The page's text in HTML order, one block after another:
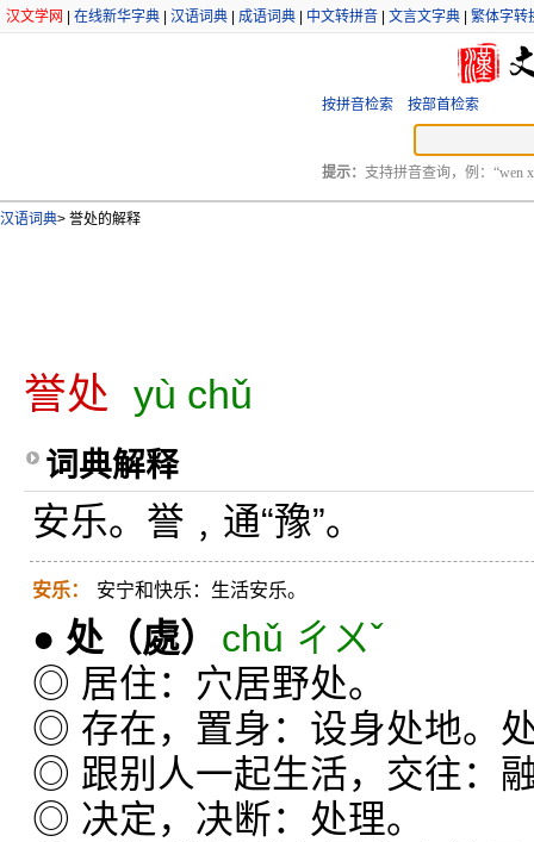
汉文学网 在线新华字典 汉语词典 成语词典 中文转拼音 文言文字典 繁体字转
按拼音检索 按部首检索
提示： 支持拼音查询，例：“wen
汉语词典> 誉处的解释
誉处 yù chǔ
词典解释
安乐。誉﹐通“豫”。
安乐： 安宁和快乐：生活安乐。
● 处（處）
chǔ ㄔㄨˇ
◎ 居住：穴居野处。
◎ 存在，置身：设身处地。
◎ 跟别人一起生活，交往：
◎ 决定，决断：处理。